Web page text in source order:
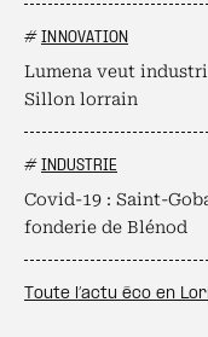
# INNOVATION
Lumena veut
Sillon lorrain
# INDUSTRIE
Covid-19 : Saint-
fonderie de Blénod
Toute l’actu éco en